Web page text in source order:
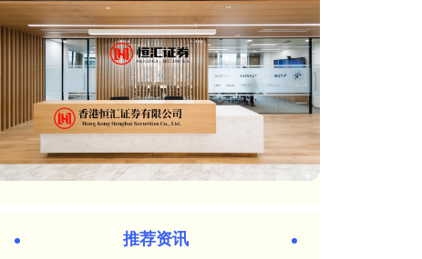
推荐资讯